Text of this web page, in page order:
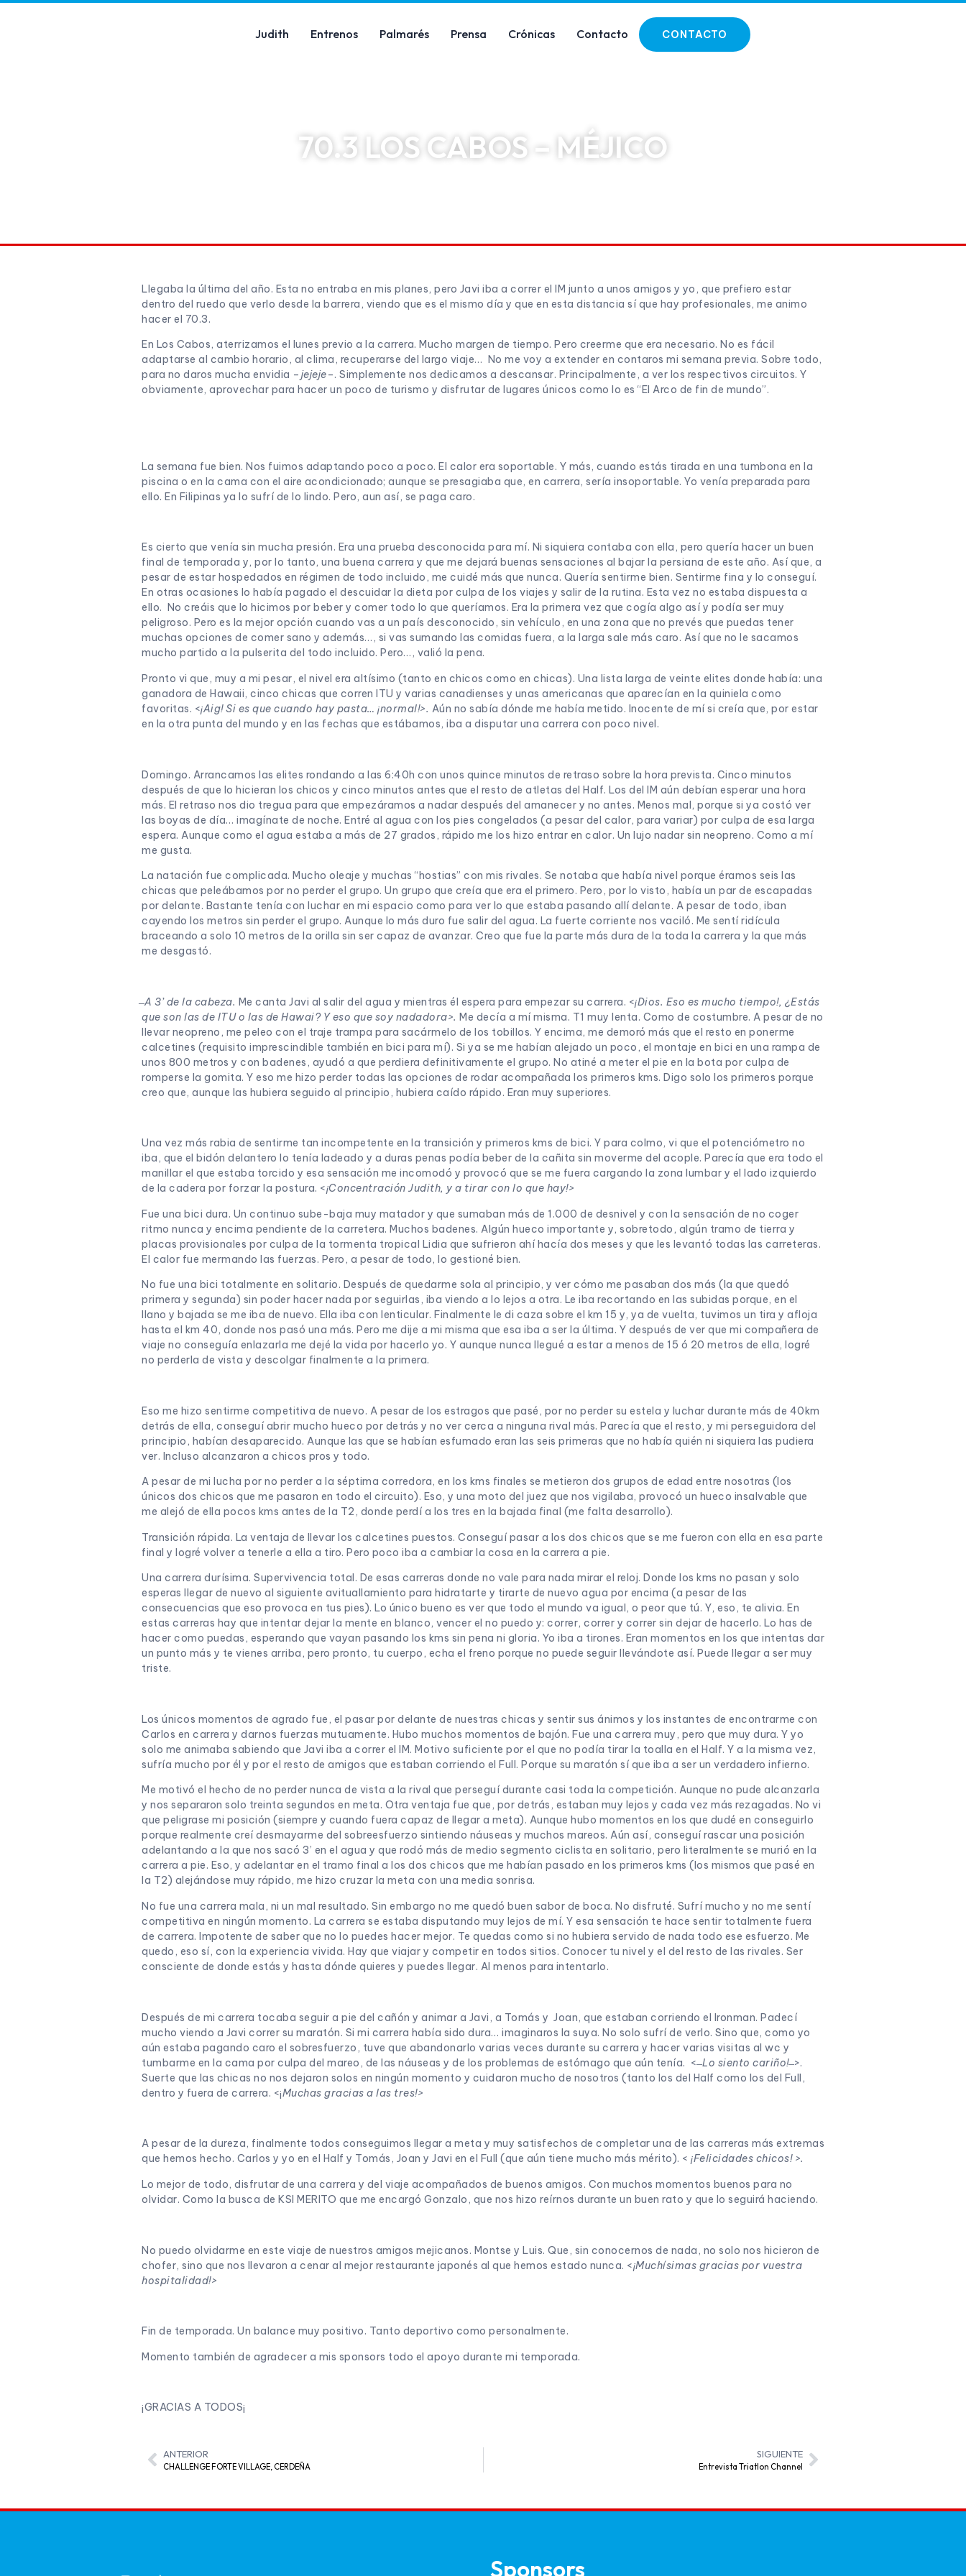
Judith Entrenos Palmarés Prensa Crónicas Contacto CONTACTO
70.3 LOS CABOS – MÉJICO
Llegaba la última del año. Esta no entraba en mis planes, pero Javi iba a correr el IM junto a unos amigos y yo, que prefiero estar
dentro del ruedo que verlo desde la barrera, viendo que es el mismo día y que en esta distancia sí que hay profesionales, me animo
hacer el 70.3.
En Los Cabos, aterrizamos el lunes previo a la carrera. Mucho margen de tiempo. Pero creerme que era necesario. No es fácil
adaptarse al cambio horario, al clima, recuperarse del largo viaje… No me voy a extender en contaros mi semana previa. Sobre todo,
para no daros mucha envidia – jejeje–. Simplemente nos dedicamos a descansar. Principalmente, a ver los respectivos circuitos. Y
obviamente, aprovechar para hacer un poco de turismo y disfrutar de lugares únicos como lo es “El Arco de fin de mundo”.
La semana fue bien. Nos fuimos adaptando poco a poco. El calor era soportable. Y más, cuando estás tirada en una tumbona en la
piscina o en la cama con el aire acondicionado; aunque se presagiaba que, en carrera, sería insoportable. Yo venía preparada para
ello. En Filipinas ya lo sufrí de lo lindo. Pero, aun así, se paga caro.
Es cierto que venía sin mucha presión. Era una prueba desconocida para mí. Ni siquiera contaba con ella, pero quería hacer un buen
final de temporada y, por lo tanto, una buena carrera y que me dejará buenas sensaciones al bajar la persiana de este año. Así que, a
pesar de estar hospedados en régimen de todo incluido, me cuidé más que nunca. Quería sentirme bien. Sentirme fina y lo conseguí.
En otras ocasiones lo había pagado el descuidar la dieta por culpa de los viajes y salir de la rutina. Esta vez no estaba dispuesta a
ello. No creáis que lo hicimos por beber y comer todo lo que queríamos. Era la primera vez que cogía algo así y podía ser muy
peligroso. Pero es la mejor opción cuando vas a un país desconocido, sin vehículo, en una zona que no prevés que puedas tener
muchas opciones de comer sano y además…, si vas sumando las comidas fuera, a la larga sale más caro. Así que no le sacamos
mucho partido a la pulserita del todo incluido. Pero…, valió la pena.
Pronto vi que, muy a mi pesar, el nivel era altísimo (tanto en chicos como en chicas). Una lista larga de veinte elites donde había: una
ganadora de Hawaii, cinco chicas que corren ITU y varias canadienses y unas americanas que aparecían en la quiniela como
favoritas. <¡Aig! Si es que cuando hay pasta… ¡normal!>. Aún no sabía dónde me había metido. Inocente de mí si creía que, por estar
en la otra punta del mundo y en las fechas que estábamos, iba a disputar una carrera con poco nivel.
Domingo. Arrancamos las elites rondando a las 6:40h con unos quince minutos de retraso sobre la hora prevista. Cinco minutos
después de que lo hicieran los chicos y cinco minutos antes que el resto de atletas del Half. Los del IM aún debían esperar una hora
más. El retraso nos dio tregua para que empezáramos a nadar después del amanecer y no antes. Menos mal, porque si ya costó ver
las boyas de día… imagínate de noche. Entré al agua con los pies congelados (a pesar del calor, para variar) por culpa de esa larga
espera. Aunque como el agua estaba a más de 27 grados, rápido me los hizo entrar en calor. Un lujo nadar sin neopreno. Como a mí
me gusta.
La natación fue complicada. Mucho oleaje y muchas “hostias” con mis rivales. Se notaba que había nivel porque éramos seis las
chicas que peleábamos por no perder el grupo. Un grupo que creía que era el primero. Pero, por lo visto, había un par de escapadas
por delante. Bastante tenía con luchar en mi espacio como para ver lo que estaba pasando allí delante. A pesar de todo, iban
cayendo los metros sin perder el grupo. Aunque lo más duro fue salir del agua. La fuerte corriente nos vaciló. Me sentí ridícula
braceando a solo 10 metros de la orilla sin ser capaz de avanzar. Creo que fue la parte más dura de la toda la carrera y la que más
me desgastó.
̶ A 3’ de la cabeza. Me canta Javi al salir del agua y mientras él espera para empezar su carrera. <¡Dios. Eso es mucho tiempo!, ¿Estás
que son las de ITU o las de Hawai? Y eso que soy nadadora>. Me decía a mí misma. T1 muy lenta. Como de costumbre. A pesar de no
llevar neopreno, me peleo con el traje trampa para sacármelo de los tobillos. Y encima, me demoró más que el resto en ponerme
calcetines (requisito imprescindible también en bici para mí). Si ya se me habían alejado un poco, el montaje en bici en una rampa de
unos 800 metros y con badenes, ayudó a que perdiera definitivamente el grupo. No atiné a meter el pie en la bota por culpa de
romperse la gomita. Y eso me hizo perder todas las opciones de rodar acompañada los primeros kms. Digo solo los primeros porque
creo que, aunque las hubiera seguido al principio, hubiera caído rápido. Eran muy superiores.
Una vez más rabia de sentirme tan incompetente en la transición y primeros kms de bici. Y para colmo, vi que el potenciómetro no
iba, que el bidón delantero lo tenía ladeado y a duras penas podía beber de la cañita sin moverme del acople. Parecía que era todo el
manillar el que estaba torcido y esa sensación me incomodó y provocó que se me fuera cargando la zona lumbar y el lado izquierdo
de la cadera por forzar la postura. <¡Concentración Judith, y a tirar con lo que hay!>
Fue una bici dura. Un continuo sube-baja muy matador y que sumaban más de 1.000 de desnivel y con la sensación de no coger
ritmo nunca y encima pendiente de la carretera. Muchos badenes. Algún hueco importante y, sobretodo, algún tramo de tierra y
placas provisionales por culpa de la tormenta tropical Lidia que sufrieron ahí hacía dos meses y que les levantó todas las carreteras.
El calor fue mermando las fuerzas. Pero, a pesar de todo, lo gestioné bien.
No fue una bici totalmente en solitario. Después de quedarme sola al principio, y ver cómo me pasaban dos más (la que quedó
primera y segunda) sin poder hacer nada por seguirlas, iba viendo a lo lejos a otra. Le iba recortando en las subidas porque, en el
llano y bajada se me iba de nuevo. Ella iba con lenticular. Finalmente le di caza sobre el km 15 y, ya de vuelta, tuvimos un tira y afloja
hasta el km 40, donde nos pasó una más. Pero me dije a mi misma que esa iba a ser la última. Y después de ver que mi compañera de
viaje no conseguía enlazarla me dejé la vida por hacerlo yo. Y aunque nunca llegué a estar a menos de 15 ó 20 metros de ella, logré
no perderla de vista y descolgar finalmente a la primera.
Eso me hizo sentirme competitiva de nuevo. A pesar de los estragos que pasé, por no perder su estela y luchar durante más de 40km
detrás de ella, conseguí abrir mucho hueco por detrás y no ver cerca a ninguna rival más. Parecía que el resto, y mi perseguidora del
principio, habían desaparecido. Aunque las que se habían esfumado eran las seis primeras que no había quién ni siquiera las pudiera
ver. Incluso alcanzaron a chicos pros y todo.
A pesar de mi lucha por no perder a la séptima corredora, en los kms finales se metieron dos grupos de edad entre nosotras (los
únicos dos chicos que me pasaron en todo el circuito). Eso, y una moto del juez que nos vigilaba, provocó un hueco insalvable que
me alejó de ella pocos kms antes de la T2, donde perdí a los tres en la bajada final (me falta desarrollo).
Transición rápida. La ventaja de llevar los calcetines puestos. Conseguí pasar a los dos chicos que se me fueron con ella en esa parte
final y logré volver a tenerle a ella a tiro. Pero poco iba a cambiar la cosa en la carrera a pie.
Una carrera durísima. Supervivencia total. De esas carreras donde no vale para nada mirar el reloj. Donde los kms no pasan y solo
esperas llegar de nuevo al siguiente avituallamiento para hidratarte y tirarte de nuevo agua por encima (a pesar de las
consecuencias que eso provoca en tus pies). Lo único bueno es ver que todo el mundo va igual, o peor que tú. Y, eso, te alivia. En
estas carreras hay que intentar dejar la mente en blanco, vencer el no puedo y: correr, correr y correr sin dejar de hacerlo. Lo has de
hacer como puedas, esperando que vayan pasando los kms sin pena ni gloria. Yo iba a tirones. Eran momentos en los que intentas dar
un punto más y te vienes arriba, pero pronto, tu cuerpo, echa el freno porque no puede seguir llevándote así. Puede llegar a ser muy
triste.
Los únicos momentos de agrado fue, el pasar por delante de nuestras chicas y sentir sus ánimos y los instantes de encontrarme con
Carlos en carrera y darnos fuerzas mutuamente. Hubo muchos momentos de bajón. Fue una carrera muy, pero que muy dura. Y yo
solo me animaba sabiendo que Javi iba a correr el IM. Motivo suficiente por el que no podía tirar la toalla en el Half. Y a la misma vez,
sufría mucho por él y por el resto de amigos que estaban corriendo el Full. Porque su maratón sí que iba a ser un verdadero infierno.
Me motivó el hecho de no perder nunca de vista a la rival que perseguí durante casi toda la competición. Aunque no pude alcanzarla
y nos separaron solo treinta segundos en meta. Otra ventaja fue que, por detrás, estaban muy lejos y cada vez más rezagadas. No vi
que peligrase mi posición (siempre y cuando fuera capaz de llegar a meta). Aunque hubo momentos en los que dudé en conseguirlo
porque realmente creí desmayarme del sobreesfuerzo sintiendo náuseas y muchos mareos. Aún así, conseguí rascar una posición
adelantando a la que nos sacó 3’ en el agua y que rodó más de medio segmento ciclista en solitario, pero literalmente se murió en la
carrera a pie. Eso, y adelantar en el tramo final a los dos chicos que me habían pasado en los primeros kms (los mismos que pasé en
la T2) alejándose muy rápido, me hizo cruzar la meta con una media sonrisa.
No fue una carrera mala, ni un mal resultado. Sin embargo no me quedó buen sabor de boca. No disfruté. Sufrí mucho y no me sentí
competitiva en ningún momento. La carrera se estaba disputando muy lejos de mí. Y esa sensación te hace sentir totalmente fuera
de carrera. Impotente de saber que no lo puedes hacer mejor. Te quedas como si no hubiera servido de nada todo ese esfuerzo. Me
quedo, eso sí, con la experiencia vivida. Hay que viajar y competir en todos sitios. Conocer tu nivel y el del resto de las rivales. Ser
consciente de donde estás y hasta dónde quieres y puedes llegar. Al menos para intentarlo.
Después de mi carrera tocaba seguir a pie del cañón y animar a Javi, a Tomás y Joan, que estaban corriendo el Ironman. Padecí
mucho viendo a Javi correr su maratón. Si mi carrera había sido dura… imaginaros la suya. No solo sufrí de verlo. Sino que, como yo
aún estaba pagando caro el sobresfuerzo, tuve que abandonarlo varias veces durante su carrera y hacer varias visitas al wc y
tumbarme en la cama por culpa del mareo, de las náuseas y de los problemas de estómago que aún tenía. < ̶Lo siento cariño!̶ >.
Suerte que las chicas no nos dejaron solos en ningún momento y cuidaron mucho de nosotros (tanto los del Half como los del Full,
dentro y fuera de carrera. <¡Muchas gracias a las tres!>
A pesar de la dureza, finalmente todos conseguimos llegar a meta y muy satisfechos de completar una de las carreras más extremas
que hemos hecho. Carlos y yo en el Half y Tomás, Joan y Javi en el Full (que aún tiene mucho más mérito). < ¡Felicidades chicos! >.
Lo mejor de todo, disfrutar de una carrera y del viaje acompañados de buenos amigos. Con muchos momentos buenos para no
olvidar. Como la busca de KSI MERITO que me encargó Gonzalo, que nos hizo reírnos durante un buen rato y que lo seguirá haciendo.
No puedo olvidarme en este viaje de nuestros amigos mejicanos. Montse y Luis. Que, sin conocernos de nada, no solo nos hicieron de
chofer, sino que nos llevaron a cenar al mejor restaurante japonés al que hemos estado nunca. <¡Muchísimas gracias por vuestra
hospitalidad!>
Fin de temporada. Un balance muy positivo. Tanto deportivo como personalmente.
Momento también de agradecer a mis sponsors todo el apoyo durante mi temporada.
¡GRACIAS A TODOS¡
ANTERIOR
CHALLENGE FORTE VILLAGE, CERDEÑA
SIGUIENTE
Entrevista Triatlon Channel
Sponsors